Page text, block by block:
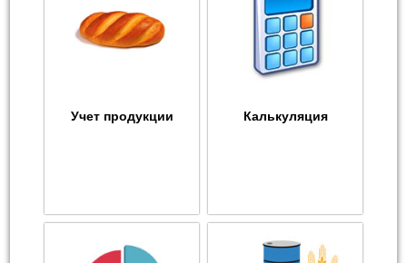
Учет продукции Калькуляция